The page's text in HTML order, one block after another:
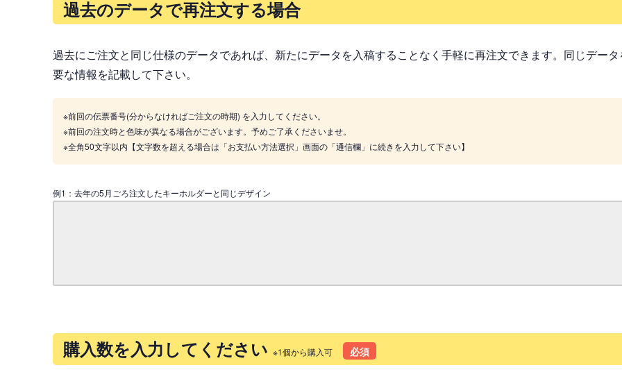
過去のデータで再注文する場合
過去にご注文と同じ仕様のデータであれば、新たにデータを入稿することなく手軽に再注文できます。同じデー
要な情報を記載して下さい。
※前回の伝票番号(分からなければご注文の時期) を入力してください。
※前回の注文時と色味が異なる場合がございます。予めご了承くださいませ。
※全角50文字以内【文字数を超える場合は「お支払い方法選択」画面の「通信欄」に続きを入力して下さい】
例1：去年の5月ごろ注文したキーホルダーと同じデザイン
購入数を入力してください ※1個から購入可 必須